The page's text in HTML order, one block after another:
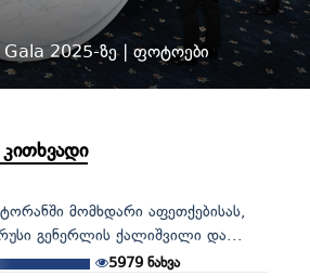
Gala 2025-ზე | ფოტოები
მომხდარი აფეთქებისას,
გენერლის ქალიშვილი და...
5979 ნახვა